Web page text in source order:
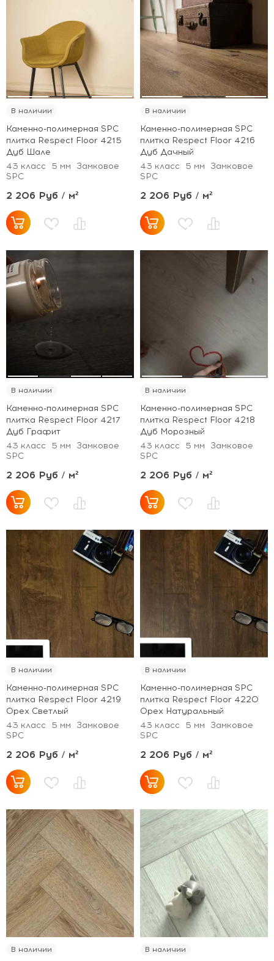
В наличии
Каменно-полимерная SPC
плитка Respect Floor 4215
Дуб Шале
43 класс
5 мм
Замковое
SPC
2 206 Руб / м²
В наличии
Каменно-полимерная SPC
плитка Respect Floor 4216
Дуб Дачный
43 класс
5 мм
Замковое
SPC
2 206 Руб / м²
В наличии
Каменно-полимерная SPC
плитка Respect Floor 4217
Дуб Графит
43 класс
5 мм
Замковое
SPC
2 206 Руб / м²
В наличии
Каменно-полимерная SPC
плитка Respect Floor 4218
Дуб Морозный
43 класс
5 мм
Замковое
SPC
2 206 Руб / м²
В наличии
Каменно-полимерная SPC
плитка Respect Floor 4219
Орех Светлый
43 класс
5 мм
Замковое
SPC
2 206 Руб / м²
В наличии
Каменно-полимерная SPC
плитка Respect Floor 4220
Орех Натуральный
43 класс
5 мм
Замковое
SPC
2 206 Руб / м²
В наличии В наличии